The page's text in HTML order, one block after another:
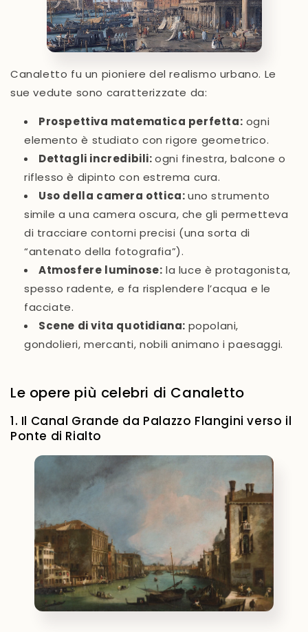
Canaletto fu un pioniere del realismo urbano. Le
sue vedute sono caratterizzate da:
Prospettiva matematica perfetta: ogni
elemento è studiato con rigore geometrico.
Dettagli incredibili:ogni finestra, balcone o
riflesso è dipinto con estrema cura.
Uso della camera ottica:uno strumento
simile a una camera oscura, che gli permetteva
di tracciare contorni precisi (una sorta di
“antenato della fotografia”).
Atmosfere luminose: la luce è protagonista,
spesso radente, e fa risplendere l’acqua e le
facciate.
Scene di vita quotidiana: popolani,
gondolieri, mercanti, nobili animano i paesaggi.
Le opere più celebri di Canaletto
1. Il Canal Grande da Palazzo Flangini verso il
Ponte di Rialto